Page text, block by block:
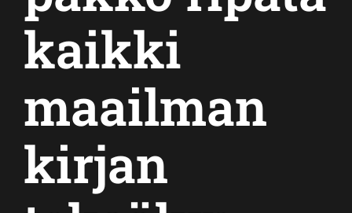
kaikki
maailman
kirjan